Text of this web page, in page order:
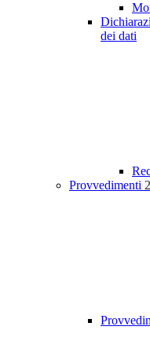
dei dati
Provvedimenti